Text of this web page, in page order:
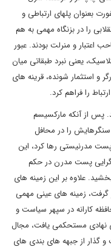
بعنوان پلهای ارتباطی و
را در بزنگاه مهمی به هم
اعتبار و منرلت بودند. عبور
یعنی نبرد طبقاتی میان
و استثمار شونده، قرینه های
را فراهم کرد.
پس از آنکه مارکسیسم
را در محافل
مدرنیستی رها کرد، این
پست مدرن در حکم
علاوه بر این زمینه های
گرفت، زمینه های عینی مهمی
کارانه در سپهر سیاست و
نهادی مستحکمی یافت، مجال
گذار از جبهه های بندی های